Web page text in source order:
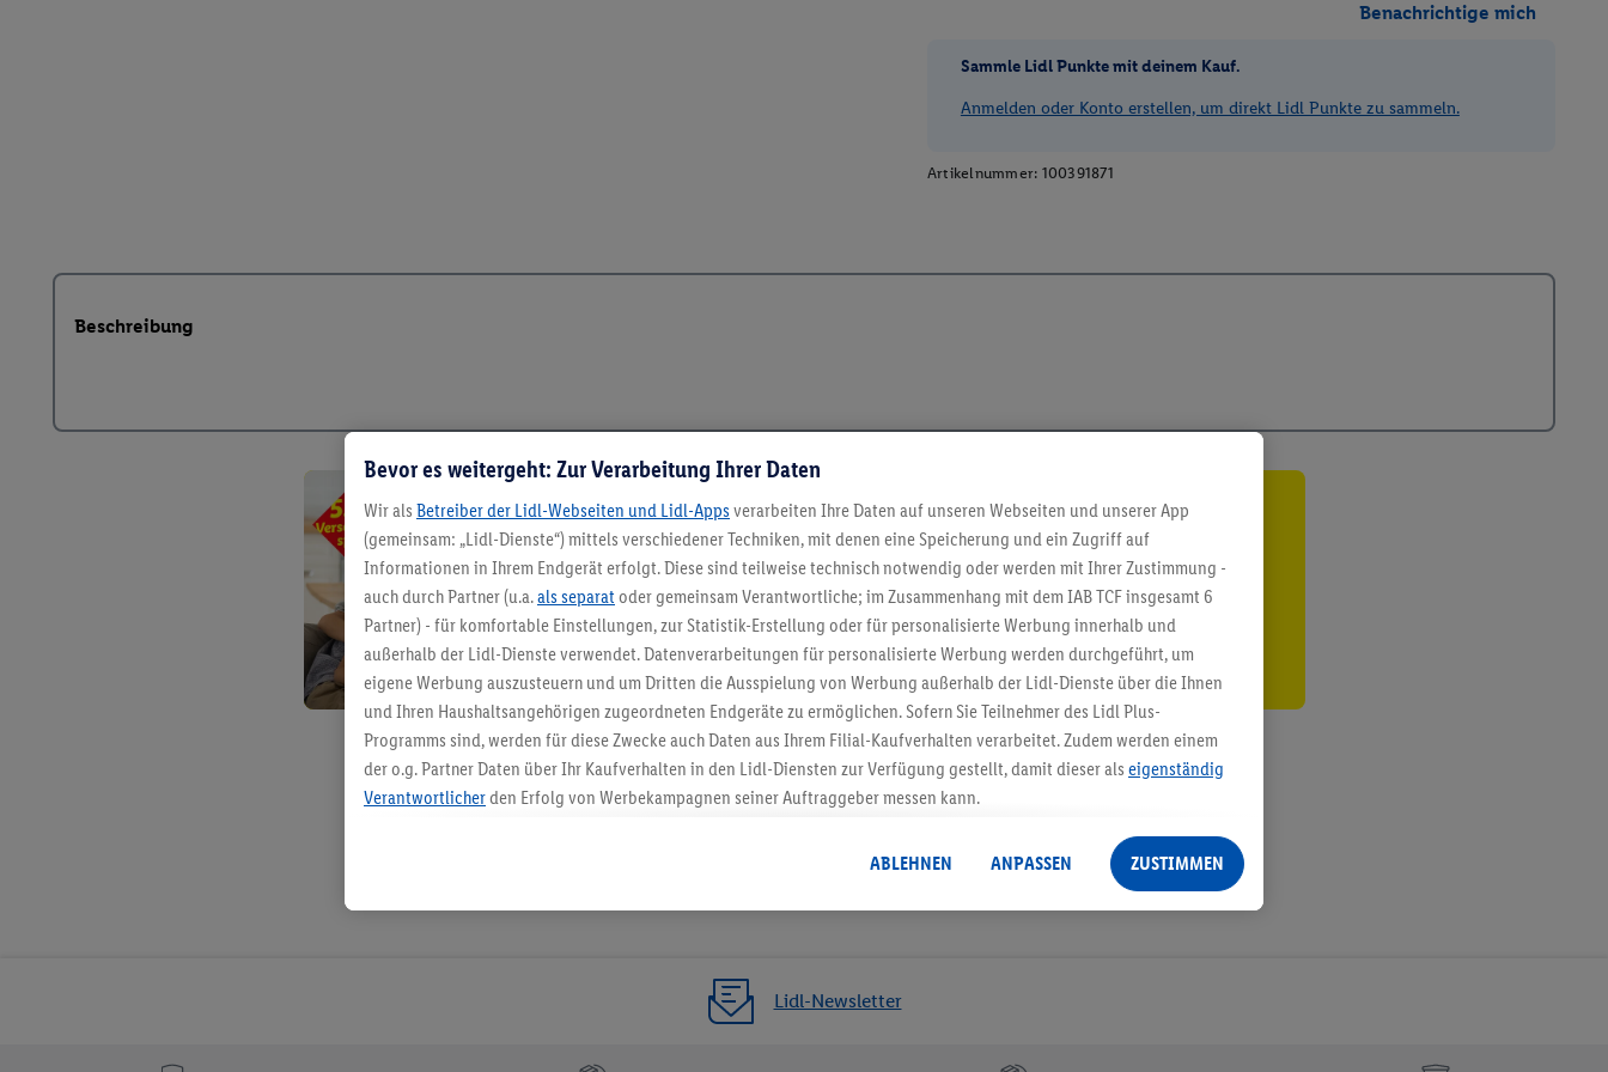
Benachrichtige mich
Sammle Lidl Punkte mit deinem Kauf.
Anmelden oder Konto erstellen, um direkt Lidl Punkte zu sammeln.
Artikelnummer: 100391871
Beschreibung
5.95 € Versand sparen³²ᵃ
Jetzt zum Newsletter anmelden
Gutschein sichern!
Lidl-Newsletter
Bevor es weitergeht: Zur Verarbeitung Ihrer Daten
Wir als Betreiber der Lidl-Webseiten und Lidl-Apps verarbeiten Ihre Daten auf unseren Webseiten und unserer App
(gemeinsam: „Lidl-Dienste“) mittels verschiedener Techniken, mit denen eine Speicherung und ein Zugriff auf
Informationen in Ihrem Endgerät erfolgt. Diese sind teilweise technisch notwendig oder werden mit Ihrer Zustimmung -
auch durch Partner (u.a.als separat oder gemeinsam Verantwortliche; im Zusammenhang mit dem IAB TCF insgesamt 6
Partner) - für komfortable Einstellungen, zur Statistik-Erstellung oder für personalisierte Werbung innerhalb und
außerhalb der Lidl-Dienste verwendet. Datenverarbeitungen für personalisierte Werbung werden durchgeführt, um
eigene Werbung auszusteuern und um Dritten die Ausspielung von Werbung außerhalb der Lidl-Dienste über die Ihnen
und Ihren Haushaltsangehörigen zugeordneten Endgeräte zu ermöglichen. Sofern Sie Teilnehmer des Lidl Plus-
Programms sind, werden für diese Zwecke auch Daten aus Ihrem Filial-Kaufverhalten verarbeitet. Zudem werden einem
der o.g. Partner Daten über Ihr Kaufverhalten in den Lidl-Diensten zur Verfügung gestellt, damit dieser als eigenständig
Verantwortlicherden Erfolg von Werbekampagnen seiner Auftraggeber messen kann.
angereicherten Profilen. Dies umfasst die Zusammenführung von Daten (z.B. über Ihre Nutzung der Lidl-Dienste, Ihr
Kaufverhalten in den Lidl-Diensten, Informationen aus Ihrem Kundenkonto - z.B. Alter oder Geschlecht - sowie Ihre
genauen Standortdaten) auch über verschiedene Endgeräte und Lidl-Dienste hinweg einschließlich dem Speichern von
Erfolgsmessung der Werbung, zur Zielgruppenforschung, zur Entwicklung von Angeboten sowie zur technischen
Sicherung und Optimierung dieser Werbeausspielungen.
ABLEHNEN ANPASSEN ZUSTIMMEN